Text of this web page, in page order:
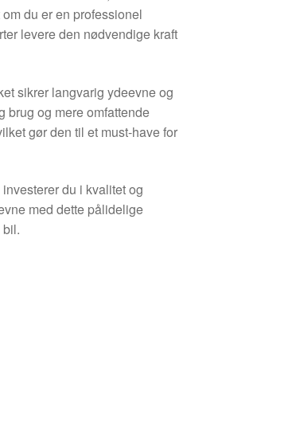
du er en professionel
levere den nødvendige kraft
sikrer langvarig ydeevne og
og mere omfattende
gør den til et must-have for
du i kvalitet og
med dette pålidelige